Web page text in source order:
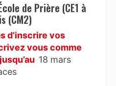
de Prière (CE1 à
(CM2)
d’inscrire vos
vous comme
18 mars